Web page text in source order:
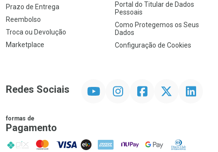
Prazo de Entrega
Reembolso
Troca ou Devolução
Marketplace
Portal do Titular de Dados
Pessoais
Como Protegemos os Seus
Dados
Configuração de Cookies
Redes Sociais InstagramFacebookTwitter Linkedin
formas de
Pagamento
PIX MasterCard
VISA ELO AMEX NuPay Google PayDiners Club